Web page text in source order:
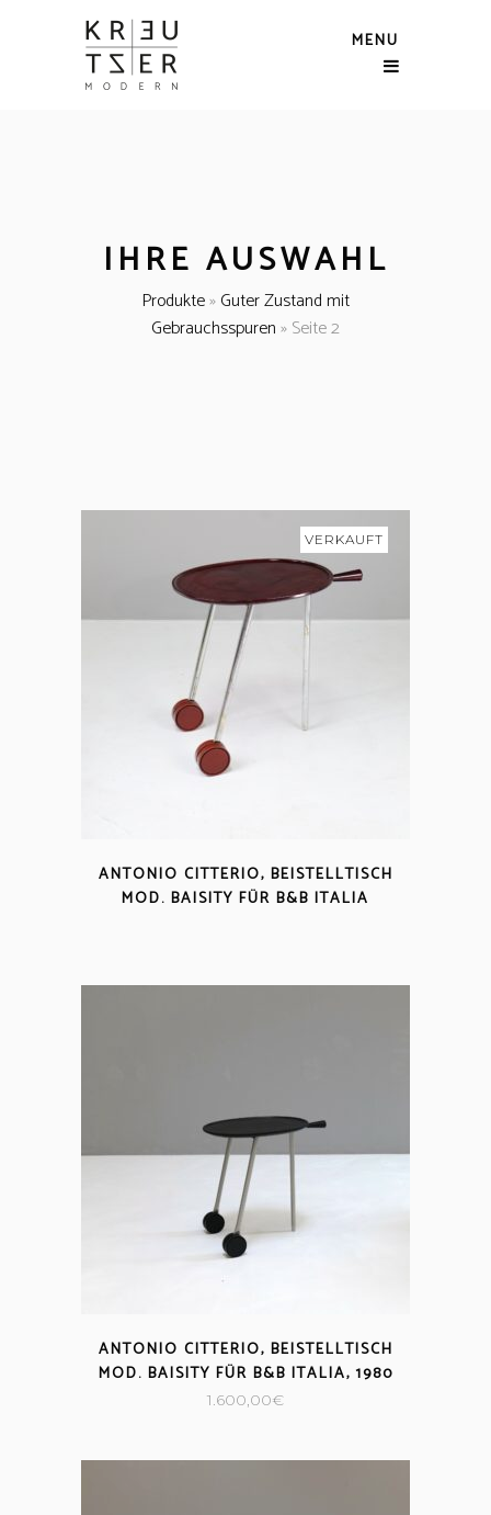
MENU
IHRE AUSWAHL
Produkte»Guter Zustand mit
Gebrauchsspuren»Seite 2
VERKAUFT
ANTONIO CITTERIO, BEISTELLTISCH
MOD. BAISITY FÜR B&B ITALIA
ANTONIO CITTERIO, BEISTELLTISCH
MOD. BAISITY FÜR B&B ITALIA, 1980
1.600,00€